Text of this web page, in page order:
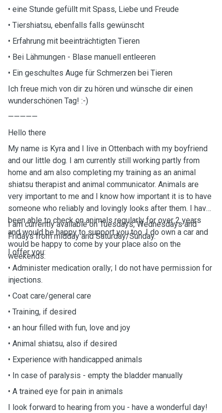
• eine Stunde gefüllt mit Spass, Liebe und Freude
• Tiershiatsu, ebenfalls falls gewünscht
• Erfahrung mit beeinträchtigten Tieren
• Bei Lähmungen - Blase manuell entleeren
• Ein geschultes Auge für Schmerzen bei Tieren
Ich freue mich von dir zu hören und wünsche dir einen
wunderschönen Tag! :-)
—————
Hello there
My name is Kyra and I live in Ottenbach with my boyfriend
and our little dog. I am currently still working partly from
home and am also completing my training as an animal
shiatsu therapist and animal communicator. Animals are
very important to me and I know how important it is to have
someone who reliably and lovingly looks after them. I have
been able to check on animals regularly for over 2 years
and would be happy to support you too. I do own a car and
would be happy to come by your place also on the
weekends.
I am currently available on Tuesdays, Wednesdays and
Fridays from midday and Saturday/Sunday.
I offer you:
• Administer medication orally; I do not have permission for
injections.
• Coat care/general care
• Training, if desired
• an hour filled with fun, love and joy
• Animal shiatsu, also if desired
• Experience with handicapped animals
• In case of paralysis - empty the bladder manually
• A trained eye for pain in animals
I look forward to hearing from you - have a wonderful day!